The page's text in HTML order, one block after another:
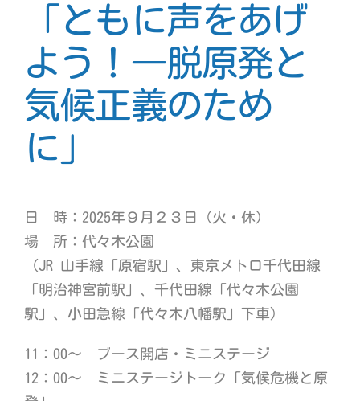
「ともに声をあげ
よう！―脱原発と
気候正義のため
に」
日 時：2025年９月２３日（火・休）
場 所：代々木公園
（JR 山手線「原宿駅」、東京メトロ千代田線
「明治神宮前駅」、千代田線「代々木公園
駅」、小田急線「代々木八幡駅」下車）
11：00～ ブース開店・ミニステージ
12：00～ ミニステージトーク「気候危機と原